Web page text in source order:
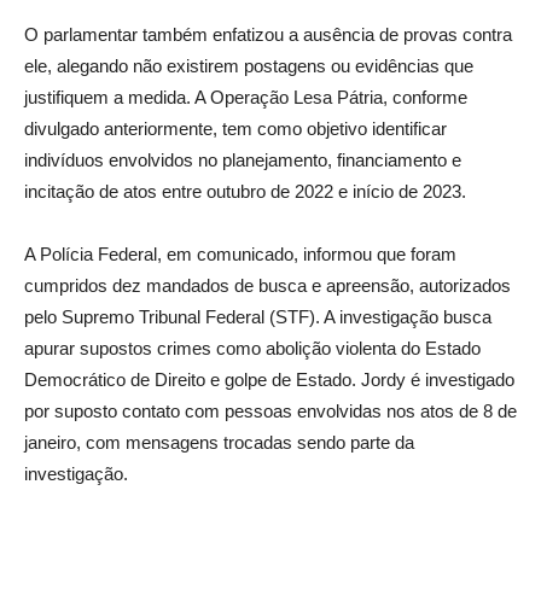
O parlamentar também enfatizou a ausência de provas contra
ele, alegando não existirem postagens ou evidências que
justifiquem a medida. A Operação Lesa Pátria, conforme
divulgado anteriormente, tem como objetivo identificar
indivíduos envolvidos no planejamento, financiamento e
incitação de atos entre outubro de 2022 e início de 2023.
A Polícia Federal, em comunicado, informou que foram
cumpridos dez mandados de busca e apreensão, autorizados
pelo Supremo Tribunal Federal (STF). A investigação busca
apurar supostos crimes como abolição violenta do Estado
Democrático de Direito e golpe de Estado. Jordy é investigado
por suposto contato com pessoas envolvidas nos atos de 8 de
janeiro, com mensagens trocadas sendo parte da
investigação.